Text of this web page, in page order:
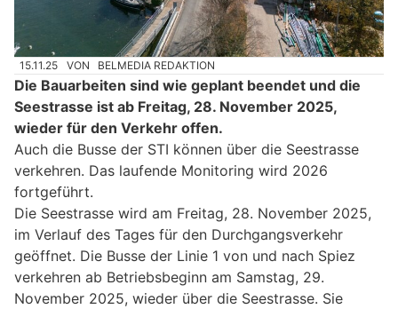
15.11.25 VON BELMEDIA REDAKTION
Die Bauarbeiten sind wie geplant beendet und die
Seestrasse ist ab Freitag, 28. November 2025,
wieder für den Verkehr offen.
Auch die Busse der STI können über die Seestrasse
verkehren. Das laufende Monitoring wird 2026
fortgeführt.
Die Seestrasse wird am Freitag, 28. November 2025,
im Verlauf des Tages für den Durchgangsverkehr
geöffnet. Die Busse der Linie 1 von und nach Spiez
verkehren ab Betriebsbeginn am Samstag, 29.
November 2025, wieder über die Seestrasse. Sie